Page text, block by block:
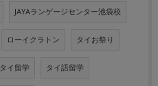
JAYAランゲージセンター池袋校
ローイクラトン タイお祭り
タイ留学 タイ語留学